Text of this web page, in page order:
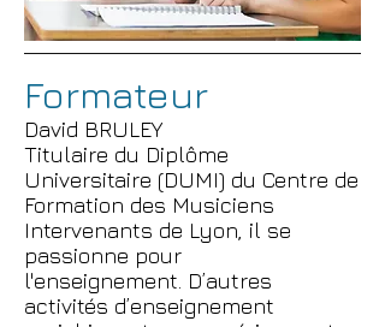
Formateur
David BRULEY
Titulaire du Diplôme
Universitaire (DUMI) du Centre de
Formation des Musiciens
Intervenants de Lyon, il se
passionne pour
l'enseignement. D’autres
activités d’enseignement